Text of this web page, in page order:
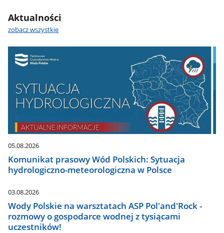
UOZZW
Aktualności
zobacz wszystkie
05.08.2026
Komunikat prasowy Wód Polskich: Sytuacja
hydrologiczno-meteorologiczna w Polsce
03.08.2026
Wody Polskie na warsztatach ASP Pol'and'Rock -
rozmowy o gospodarce wodnej z tysiącami
uczestników!